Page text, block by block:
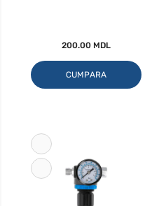
200.00 MDL
CUMPARA